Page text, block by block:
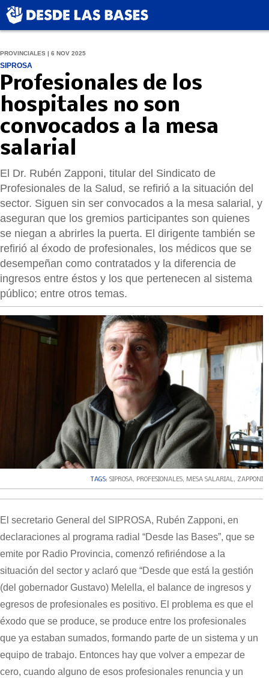
PROVINCIALES | 6 NOV 2025
SIPROSA
Profesionales de los
hospitales no son
convocados a la mesa
salarial
El Dr. Rubén Zapponi, titular del Sindicato de
Profesionales de la Salud, se refirió a la situación del
sector. Siguen sin ser convocados a la mesa salarial, y
aseguran que los gremios participantes son quienes
se niegan a abrirles la puerta. El dirigente también se
refirió al éxodo de profesionales, los médicos que se
desempeñan como contratados y la diferencia de
ingresos entre éstos y los que pertenecen al sistema
público; entre otros temas.
TAGS: SIPROSA, PROFESIONALES, MESA SALARIAL, ZAPPONI
El secretario General del SIPROSA, Rubén Zapponi, en
declaraciones al programa radial “Desde las Bases”, que se
emite por Radio Provincia, comenzó refiriéndose a la
situación del sector y aclaró que “Desde que está la gestión
(del gobernador Gustavo) Melella, el balance de ingresos y
egresos de profesionales es positivo. El problema es que el
éxodo que se produce, se produce entre los profesionales
que ya estaban sumados, formando parte de un sistema y un
equipo de trabajo. Entonces hay que volver a empezar de
cero, cuando alguno de esos profesionales renuncia y un